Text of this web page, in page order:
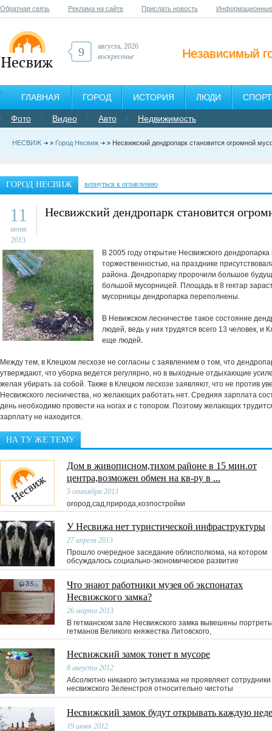
Обратная связь Реклама на сайте Прислать новость
Независимый
9
августа, 2026
воскресенье
ГЛАВНАЯ ГОРОД ИСТОРИЯ ЛЮДИ СПОРТ
Фото Видео Авто Недвижимость
НЕСВИЖ » Город Несвиж » Несвижский дендропарк становится огромной
ГОРОД НЕСВИЖ вернуться к оглавлению
11
июня
2013
Несвижский дендропарк становится
В 2005 году открытие Несвижского
торжественностью, на празднике
района. Дендропарку пророчили большое
большой мусорницей. Площадь в 8 гектар
мусорницы дендропарка переполнены.
В Невижском лесничестве такое состояние
людей, ведь у них трудятся всего 13 человек, и
еще людей.
Между тем, в Клецком лесхозе не согласны с заявлением о том, что
утверждают, что уборка ведется регулярно, но в выходные отдыхающие
желая убирать за собой. Также в Клецком лесхозе заявляют, что не против
Несвижского лесничества, но желающих работать нет. Средняя зарплата
день необходимо провести на ногах и с топором. Поэтому желающих
зарплату не находится.
НА ТУ ЖЕ ТЕМУ
Дом в живописном,тихом районе в 15 мин.от
центра,возможен обмен на кв-ру в ...
5 сентября 2013
огород,сад,природа,хозпостройки
У Несвижа нет туристической инфраструктуры
27 апреля 2013
Прошло очередное заседание облисполкома, на котором
обсуждалось социально-экономическое развитие
Что знают работники музея об экспонатах
Несвижского замка?
26 марта 2013
В гетманском зале Несвижского замка вывешены
гетманов Великого княжества Литовского,
Несвижский замок тонет в мусоре
8 августа 2012
Абсолютно никакого энтузиазма не проявляют сотрудники
несвижского Зеленстроя относительно чистоты
Несвижский замок будут открывать каждую
19 июня 2012